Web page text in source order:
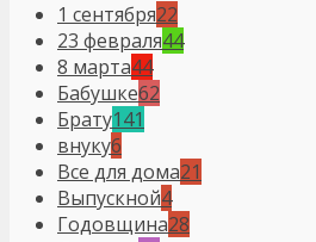
1 сентября22
23 февраля44
8 марта44
Бабушке62
Брату141
внуку6
Все для дома21
Выпускной4
Годовщина28